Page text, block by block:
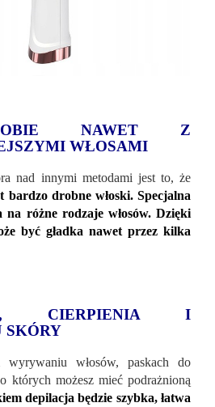
NAWET Z
WŁOSAMI
nad innymi metodami jest to, że
bardzo drobne włoski. Specjalna
na różne rodzaje włosów. Dzięki
być gładka nawet przez kilka
CIERPIENIA I
SKÓRY
wyrywaniu włosów, paskach do
których możesz mieć podrażnioną
depilacja będzie szybka, łatwa